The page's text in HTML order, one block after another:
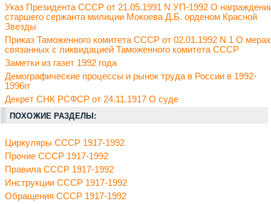
Указ Президента СССР от 21.05.1991 N УП-1992 О
старшего сержанта милиции Мокоева Д.Б. орденом Красной
Звезды
Приказ Таможенного комитета СССР от 02.01.1992 N 1 О
связанных с ликвидацией Таможенного комитета СССР
Заметки из газет 1992 года
Демографические процессы и рынок труда в России в 1992-
1996гг
Декрет СНК РСФСР от 24.11.1917 О суде
ПОХОЖИЕ РАЗДЕЛЫ:
Циркуляры СССР 1917-1992
Прочие СССР 1917-1992
Правила СССР 1917-1992
Инструкции СССР 1917-1992
Обращения СССР 1917-1992